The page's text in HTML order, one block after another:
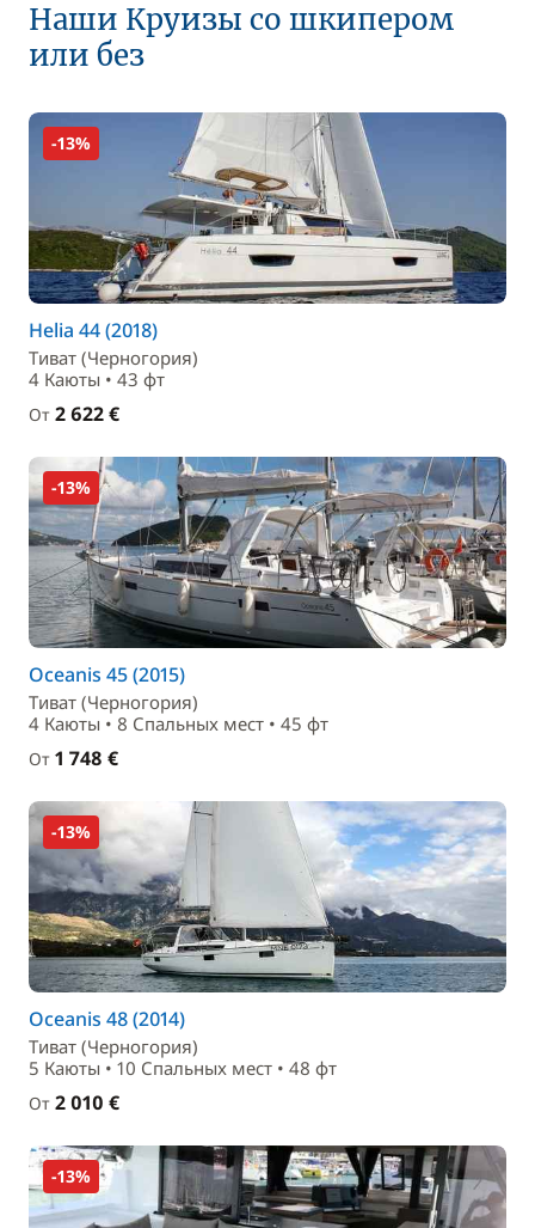
Наши Круизы со шкипером
или без
-13%
Helia 44 (2018)
Тиват (Черногория)
4 Каюты • 43 фт
От 2 622 €
-13%
Oceanis 45 (2015)
Тиват (Черногория)
4 Каюты • 8 Спальныx мест • 45 фт
От 1 748 €
-13%
Oceanis 48 (2014)
Тиват (Черногория)
5 Каюты • 10 Спальныx мест • 48 фт
От 2 010 €
-13%